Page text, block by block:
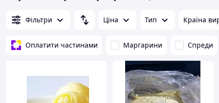
Фільтри Ціна Тип Країна
Оплатити частинами Маргарини Спреди